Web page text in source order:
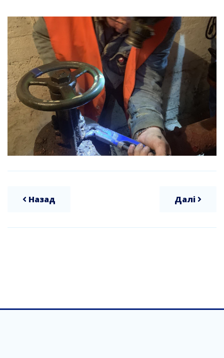
Назад Далі